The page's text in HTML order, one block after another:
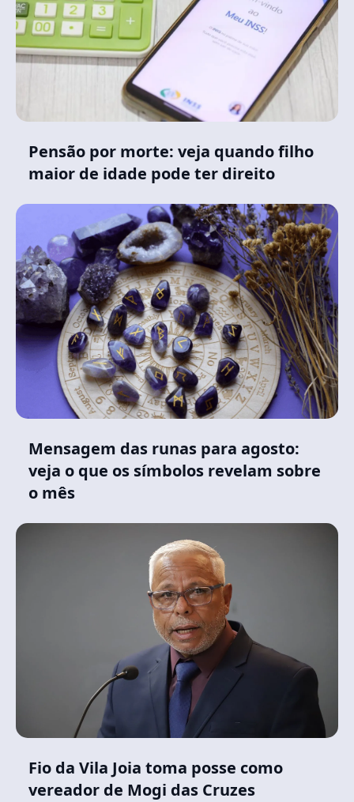
Pensão por morte: veja quando filho
maior de idade pode ter direito
Mensagem das runas para agosto:
veja o que os símbolos revelam sobre
o mês
Fio da Vila Joia toma posse como
vereador de Mogi das Cruzes